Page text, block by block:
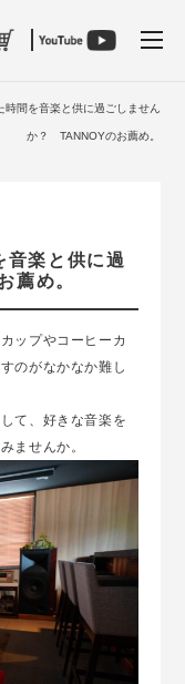
間を音楽と供に過ごしません
か？ TANNOYのお薦め。
音楽と供に過
薦め。
ップやコーヒーカ
のがなかなか難し
て、好きな音楽を
ませんか。